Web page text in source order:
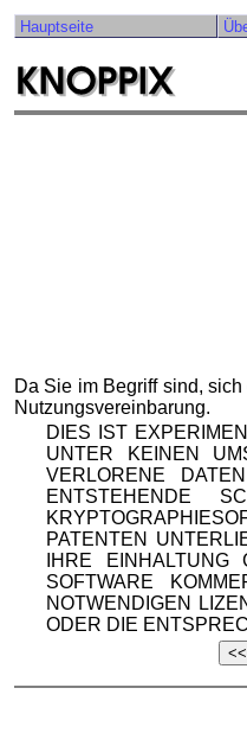
Hauptseite
Da Sie im Begriff sind,
Nutzungsvereinbarung.
DIES IST
UNTER KEINEN
VERLORENE
ENTSTEHENDE
PATENTEN
IHRE
SOFTWARE
NOTWENDIGEN
ODER DIE